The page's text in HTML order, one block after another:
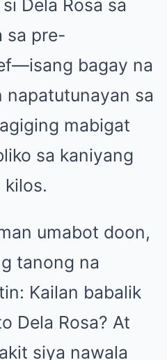
Dela Rosa sa
sa pre-
bagay na
napatutunayan sa
mabigat
sa kaniyang
kilos.
umabot doon,
tanong na
Kailan babalik
Dela Rosa? At
siya nawala